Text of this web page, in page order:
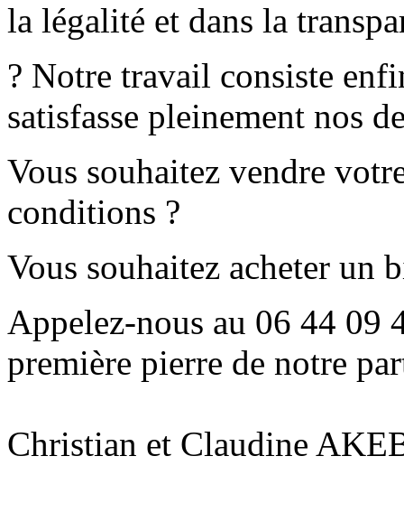
la légalité et dans la
? Notre travail consiste
satisfasse pleinement nos
Vous souhaitez vendre
conditions ?
Vous souhaitez acheter un
Appelez-nous au 06 44 09
première pierre de notre
Christian et Claudine